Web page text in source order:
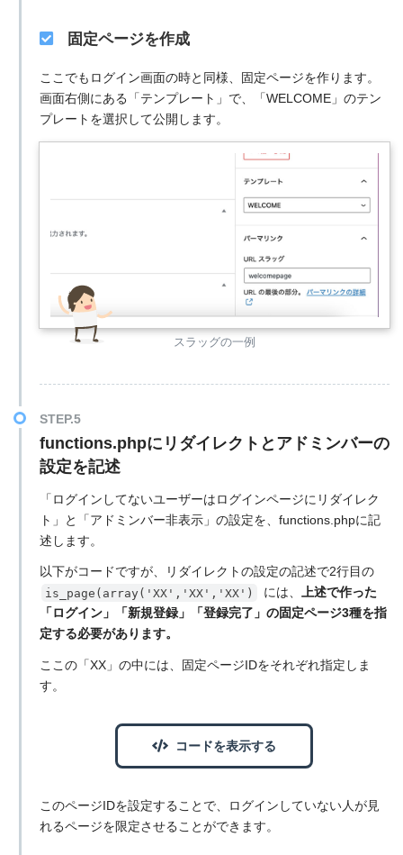
固定ページを作成
ここでもログイン画面の時と同様、固定ページを作ります。
画面右側にある「テンプレート」で、「WELCOME」のテン
プレートを選択して公開します。
スラッグの一例
functions.phpにリダイレクトとアドミンバーの
設定を記述
「ログインしてないユーザーはログインページにリダイレク
ト」と「アドミンバー非表示」の設定を、functions.phpに記
述します。
以下がコードですが、リダイレクトの設定の記述で2行目の
is_page(array('XX','XX','XX') には、 上述で作った
「ログイン」「新規登録」「登録完了」の固定ページ3種を指
定する必要があります。
ここの「XX」の中には、固定ページIDをそれぞれ指定しま
す。
コードを表示する
このページIDを設定することで、ログインしていない人が見
れるページを限定させることができます。